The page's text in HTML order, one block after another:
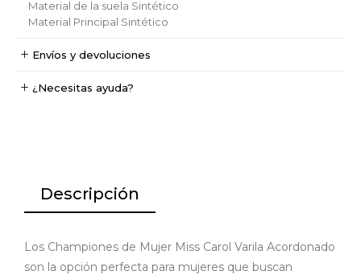
Material de la suela Sintético
Material Principal Sintético
Envíos y devoluciones
¿Necesitas ayuda?
Descripción
Los Championes de Mujer Miss Carol Varila Acordonado
son la opción perfecta para mujeres que buscan